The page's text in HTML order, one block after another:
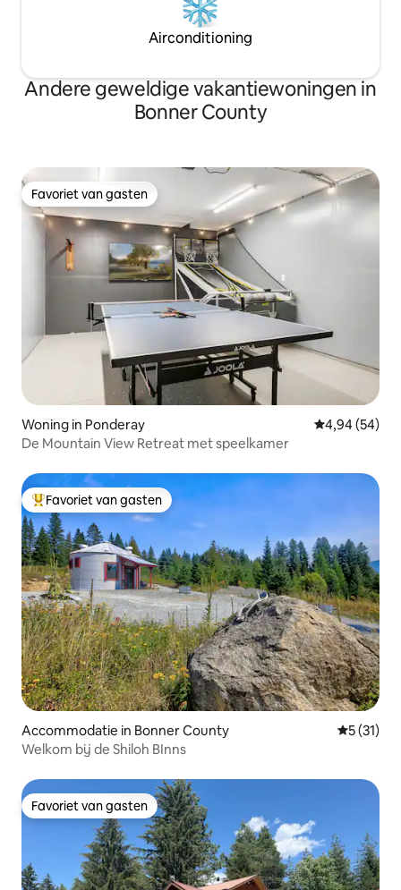
Airconditioning
Andere geweldige vakantiewoningen in
Bonner County
Favoriet van gasten
Favoriet van gasten
Woning in Ponderay Gemiddelde
4,94 (54)
De Mountain View Retreat met speelkamer
Topfavoriet van gasten
Favoriet van gasten
Accommodatie in Bonner County
5 (31)
Welkom bij de Shiloh BInns
Favoriet van gasten
Favoriet van gasten